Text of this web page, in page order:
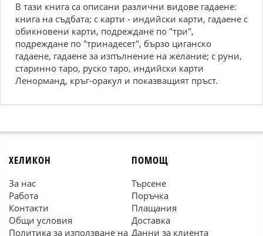
В тази книга са описани различни видове гадаене:
книга на съдбата; с карти - индийски карти, гадаене с
обикновени карти, подреждане по "три",
подреждане по "тринадесет", бързо циганско
гадаене, гадаене за изпълнение на желание; с руни,
старинно таро, руско таро, индийски карти
Ленорманд, кръг-оракул и показващият пръст.
ХЕЛИКОН
За нас
Работа
Контакти
Общи условия
Политика за използване на
ПОМОЩ
Търсене
Поръчка
Плащания
Доставка
Данни за клиента